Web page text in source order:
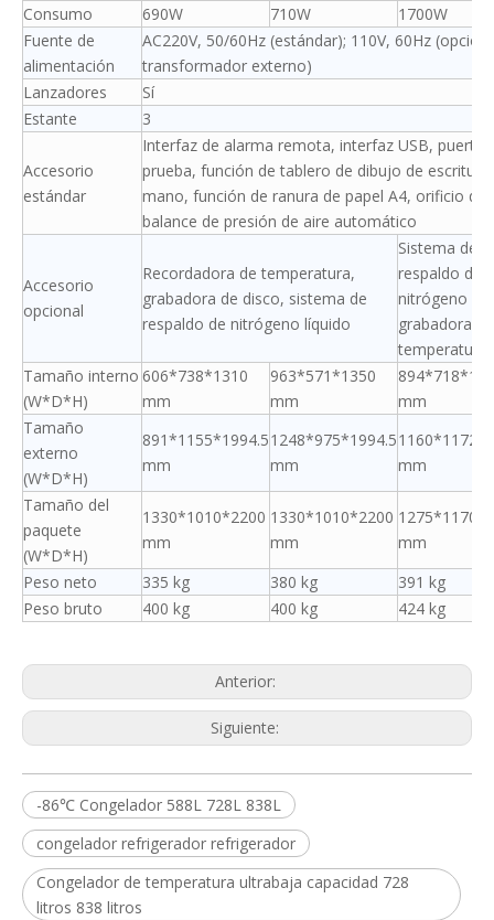
Consumo 690W 710W
1700W
Fuente de
alimentación
AC220V, 50/60Hz (estándar); 110V, 60Hz
transformador externo)
Lanzadores
Sí
Estante
3
Accesorio
estándar
Interfaz de alarma remota, interfaz USB, puerto
prueba, función de tablero de dibujo de escritura
mano, función de ranura de papel A4, orificio de
balance de presión de aire automático
Accesorio
opcional
Recordadora de temperatura,
grabadora de disco, sistema de
respaldo de nitrógeno líquido
Sistema de
respaldo de
nitrógeno
grabadora de
temperatura
Tamaño interno
(W*D*H)
606*738*1310
mm
963*571*1350
mm
mm
Tamaño
externo
(W*D*H)
891*1155*1994.5
mm
1248*975*1994.5
mm
mm
Tamaño del
paquete
(W*D*H)
1330*1010*2200
mm
1330*1010*2200
mm
mm
Peso neto
335 kg 380 kg
391 kg
Peso bruto
400 kg 400 kg 424 kg
Anterior:
Siguiente:
-86℃ Congelador 588L 728L 838L
congelador refrigerador refrigerador
Congelador de temperatura ultrabaja capacidad 728
litros 838 litros